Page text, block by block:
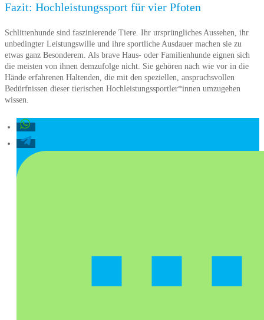
Fazit: Hochleistungssport für vier Pfoten
Schlittenhunde sind faszinierende Tiere. Ihr ursprüngliches Aussehen, ihr
unbedingter Leistungswille und ihre sportliche Ausdauer machen sie zu
etwas ganz Besonderem. Als brave Haus- oder Familienhunde eignen sich
die meisten von ihnen demzufolge nicht. Sie gehören nach wie vor in die
Hände erfahrenen Haltenden, die mit den speziellen, anspruchsvollen
Bedürfnissen dieser tierischen Hochleistungssportler*innen umzugehen
wissen.